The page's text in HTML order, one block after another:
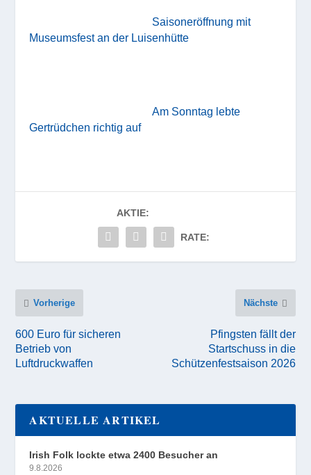
Saisoneröffnung mit
Museumsfest an der Luisenhütte
Am Sonntag lebte
Gertrüdchen richtig auf
AKTIE:
RATE:
Vorherige
600 Euro für sicheren
Betrieb von
Luftdruckwaffen
Nächste
Pfingsten fällt der
Startschuss in die
Schützenfestsaison 2026
AKTUELLE ARTIKEL
Irish Folk lockte etwa 2400 Besucher an
9.8.2026